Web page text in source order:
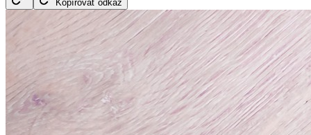
Kopírovať odkaz